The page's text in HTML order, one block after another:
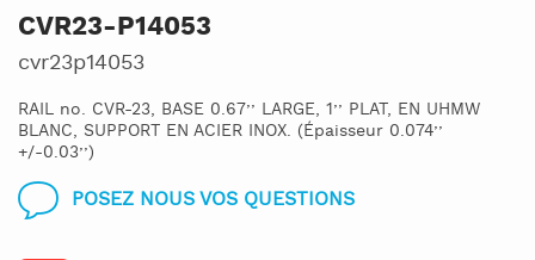
CVR23-P14053
cvr23p14053
RAIL no. CVR-23, BASE 0.67’’ LARGE, 1’’ PLAT, EN UHMW
BLANC, SUPPORT EN ACIER INOX. (Épaisseur 0.074’’
+/-0.03’’)
POSEZ NOUS VOS QUESTIONS